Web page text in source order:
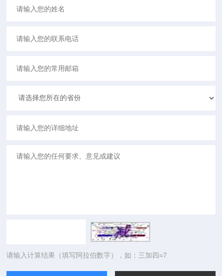
请输入计算结果（填写阿拉伯数字），如：三加四=7